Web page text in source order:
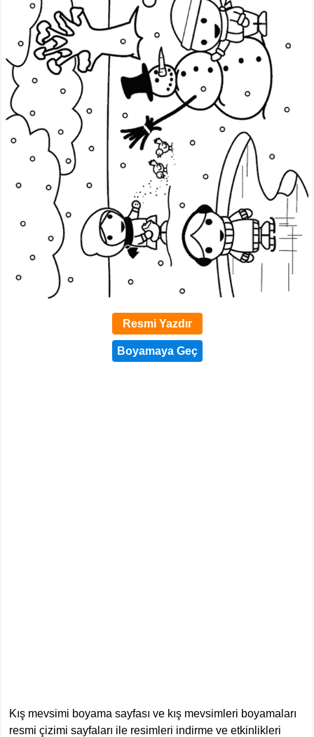
Resmi Yazdır
Kış mevsimi boyama sayfası ve kış mevsimleri boyamaları
resmi çizimi sayfaları ile resimleri indirme ve etkinlikleri